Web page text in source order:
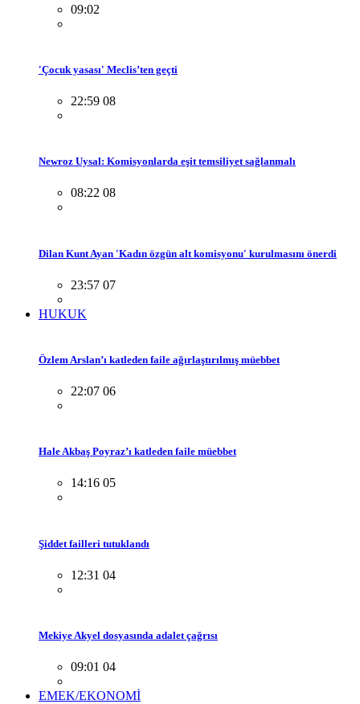
09:02
'Çocuk yasası' Meclis’ten geçti
22:59 08
Newroz Uysal: Komisyonlarda eşit temsiliyet sağlanmalı
08:22 08
Dilan Kunt Ayan 'Kadın özgün alt komisyonu' kurulmasını önerdi
23:57 07
HUKUK
Özlem Arslan’ı katleden faile ağırlaştırılmış müebbet
22:07 06
Hale Akbaş Poyraz’ı katleden faile müebbet
14:16 05
Şiddet failleri tutuklandı
12:31 04
Mekiye Akyel dosyasında adalet çağrısı
09:01 04
EMEK/EKONOMİ